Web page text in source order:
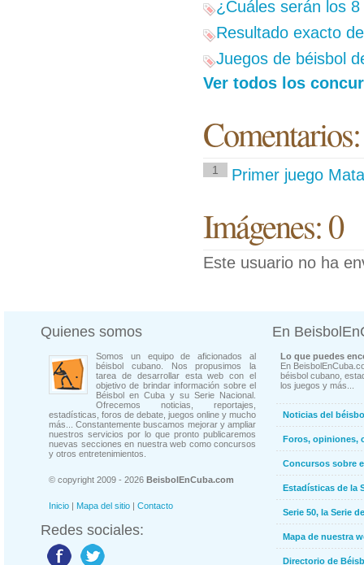
¿Cuáles serán los
Resultado exacto
Juegos de béisbol
Ver todos los
1 Primer juego
Imágenes: 0
Este usuario no ha
Quienes somos
Somos un equipo de aficionados al
béisbol cubano. Nos propusimos la
tarea de desarrollar esta web con el
objetivo de brindar información sobre el
Béisbol en Cuba y su Serie Nacional.
Ofrecemos noticias, reportajes,
estadísticas, foros de debate, juegos online y mucho
más... Constantemente buscamos mejorar y ampliar
nuestros servicios por lo que pronto publicaremos
nuevas secciones en nuestra web como concursos
y otros entretenimientos.
© copyright 2009 - 2026 BeisbolEnCuba.com
Inicio | Mapa del sitio | Contacto
Redes sociales:
En
Lo que puedes
En
béisbol cubano,
los juegos y más...
Noticias del
Foros, opiniones,
Concursos sobre
Estadísticas de la
Serie 50, la Serie
Mapa de nuestra
Directorio de